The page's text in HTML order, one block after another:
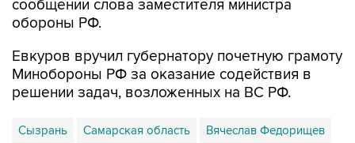
Евкуров вручил губернатору почетную грамоту
решении задач, возложенных на ВС РФ.
Сызрань Самарская область Вячеслав Федорищев
Юнус-Бек Евкуров Минобороны РФ